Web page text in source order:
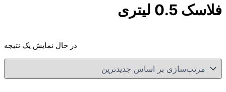
فلاسک 0.5 لیتری
در حال نمایش یک نتیجه